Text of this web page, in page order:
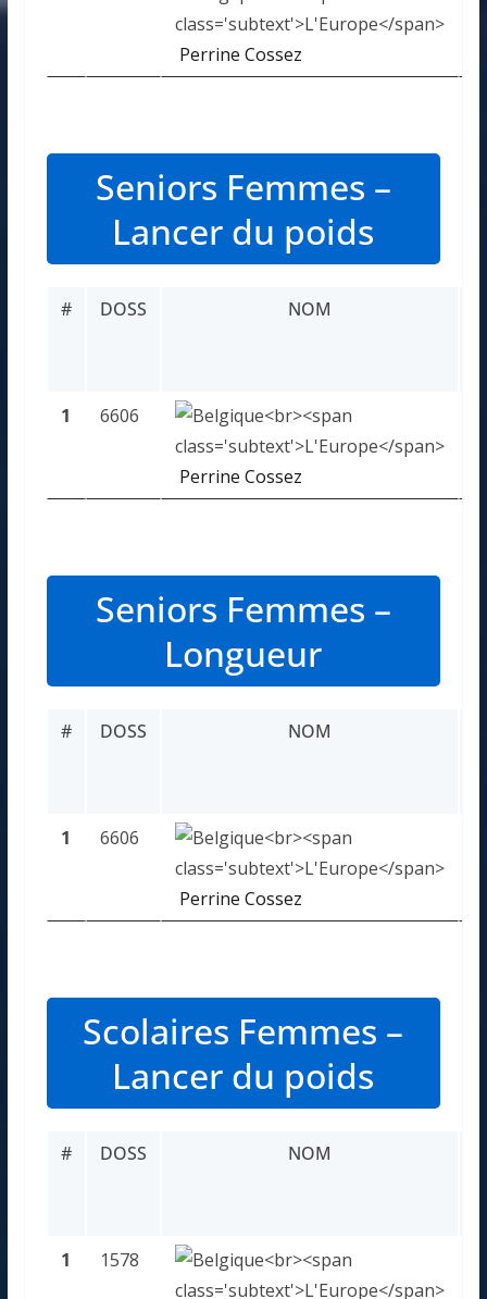
Perrine Cossez
Seniors Femmes –
Lancer du poids
# DOSS NOM
1 6606
Perrine Cossez
Seniors Femmes –
Longueur
# DOSS NOM
1 6606
Perrine Cossez
Scolaires Femmes –
Lancer du poids
# DOSS NOM
1 1578